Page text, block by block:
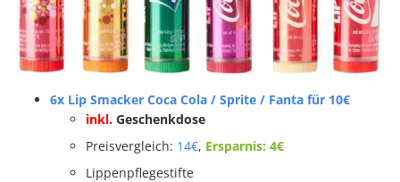
6x Lip Smacker Coca Cola / Sprite / Fanta für 10€
inkl. Geschenkdose
Preisvergleich: 14€, Ersparnis: 4€
Lippenpflegestifte